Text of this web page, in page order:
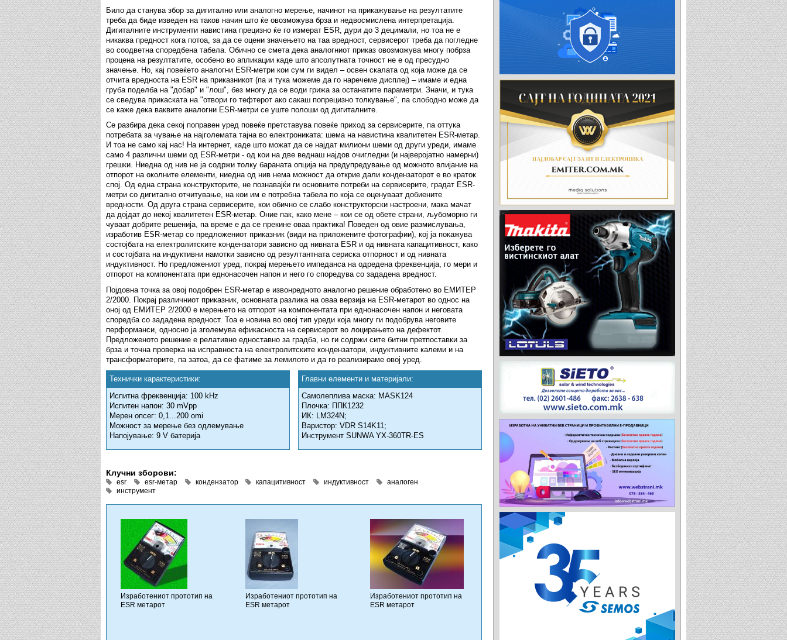
Било да станува збор за дигитално или аналогно мерење, начинот на прикажување на резултатите
треба да биде изведен на таков начин што ќе овозможува брза и недвосмислена интерпретација.
Дигиталните инструменти навистина прецизно ќе го измерат ESR, дури до 3 децимали, но тоа не е
никаква предност кога потоа, за да се оцени значењето на таа вредност, сервисерот треба да погледне
во соодветна споредбена табела. Обично се смета дека аналогниот приказ овозможува многу побрза
процена на резултатите, особено во апликации каде што апсолутната точност не е од пресудно
значење. Но, кај повеќето аналогни ESR-метри кои сум ги видел – освен скалата од која може да се
отчита вредноста на ESR на приказникот (па и тука можеме да го наречеме дисплеј) – имаме и една
груба поделба на "добар" и "лош", без многу да се води грижа за останатите параметри. Значи, и тука
се сведува прикаската на "отвори го тефтерот ако сакаш попрецизно толкување", па слободно може да
се каже дека ваквите аналогни ESR-метри се уште полоши од дигиталните.
Се разбира дека секој поправен уред повеќе претставува повеќе приход за сервисерите, па оттука
потребата за чување на најголемата тајна во електрониката: шема на навистина квалитетен ESR-метар.
И тоа не само кај нас! На интернет, каде што можат да се најдат милиони шеми од други уреди, имаме
само 4 различни шеми од ESR-метри - од кои на две веднаш најдов очигледни (и најверојатно намерни)
грешки. Ниедна од нив не ја содржи толку бараната опција на предупредување од можното влијание на
отпорот на околните елементи, ниедна од нив нема можност да открие дали кондензаторот е во краток
спој. Од една страна конструкторите, не познавајќи ги основните потреби на сервисерите, градат ESR-
метри со дигитално отчитување, на кои им е потребна табела по која се оценуваат добиените
вредности. Од друга страна сервисерите, кои обично се слабо конструкторски настроени, мака мачат
да дојдат до некој квалитетен ESR-метар. Оние пак, како мене – кои се од обете страни, љубоморно ги
чуваат добрите решенија, па време е да се прекине оваа практика! Поведен од овие размислувања,
изработив ESR-метар со предложениот приказник (види на приложените фотографии), кој ја покажува
состојбата на електролитските кондензатори зависно од нивната ESR и од нивната капацитивност, како
и состојбата на индуктивни намотки зависно од резултантната сериска отпорност и од нивната
индуктивност. Но предложениот уред, покрај мерењето импеданса на одредена фреквенција, го мери и
отпорот на компонентата при еднонасочен напон и него го споредува со зададена вредност.
Појдовна точка за овој подобрен ESR-метар е извонредното аналогно решение обработено во ЕМИТЕР
2/2000. Покрај различниот приказник, основната разлика на оваа верзија на ESR-метарот во однос на
оној од ЕМИТЕР 2/2000 е мерењето на отпорот на компонентата при еднонасочен напон и неговата
споредба со зададена вредност. Тоа е новина во овој тип уреди која многу ги подобрува неговите
перформанси, односно ја зголемува ефикасноста на сервисерот во лоцирањето на дефектот.
Предложеното решение е релативно едноставно за градба, но ги содржи сите битни претпоставки за
брза и точна проверка на исправноста на електролитските кондензатори, индуктивните калеми и на
трансформаторите, па затоа, да се фатиме за лемилото и да го реализираме овој уред.
Технички карактеристики:
Испитна фреквенција: 100 kHz
Испитен напон: 30 mVpp
Мерен опсег: 0,1...200 omi
Можност за мерење без одлемување
Напојување: 9 V батерија
Главни елементи и материјали:
Самолеплива маска: MASK124
Плочка: ППК1232
ИК: LM324N;
Варистор: VDR S14K11;
Инструмент SUNWA YX-360TR-ES
Клучни зборови:
esr esr-метар кондензатор капацитивност индуктивност
аналоген
инструмент
Изработениот прототип на
ESR метарот
Изработениот прототип на
ESR метарот
Изработениот прототип на
ESR метарот